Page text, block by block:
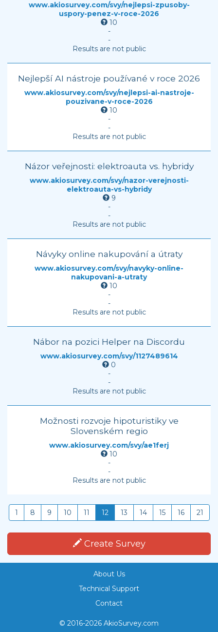
www.akiosurvey.com/svy/nejlepsi-zpusoby-
uspory-penez-v-roce-2026
10
-
-
Results are not public
Nejlepší AI nástroje používané v roce 2026
www.akiosurvey.com/svy/nejlepsi-ai-nastroje-
pouzivane-v-roce-2026
10
-
-
Results are not public
Názor veřejnosti: elektroauta vs. hybridy
www.akiosurvey.com/svy/nazor-verejnosti-
elektroauta-vs-hybridy
9
-
-
Results are not public
Návyky online nakupování a útraty
www.akiosurvey.com/svy/navyky-online-
nakupovani-a-utraty
10
-
-
Results are not public
Nábor na pozici Helper na Discordu
www.akiosurvey.com/svy/1127489614
0
-
-
Results are not public
Možnosti rozvoje hipoturistiky ve
Slovenském regio
www.akiosurvey.com/svy/ae1ferj
10
-
-
Results are not public
1 8 9 10 11 12 13 14 15 16 21
Create Survey
About Us
Technical Support
Contact
© 2016-2026 AkioSurvey.com